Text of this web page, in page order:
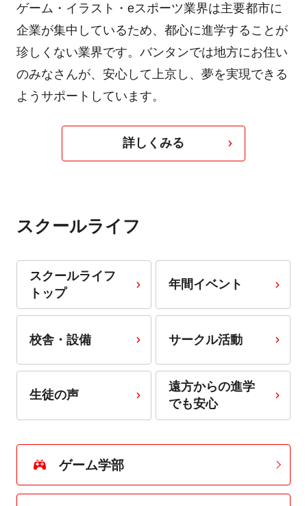
ゲーム・イラスト・eスポーツ業界は主要都市に
企業が集中しているため、都心に進学することが
珍しくない業界です。バンタンでは地方にお住い
のみなさんが、安心して上京し、夢を実現できる
ようサポートしています。
詳しくみる
スクールライフ
スクールライフ
トップ
年間イベント
校舎・設備 サークル活動
生徒の声
遠方からの進学
でも安心
ゲーム学部